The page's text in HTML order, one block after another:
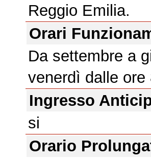
Reggio Emilia.
Orari
Da settembre a
venerdì dalle
Ingresso
si
Orario